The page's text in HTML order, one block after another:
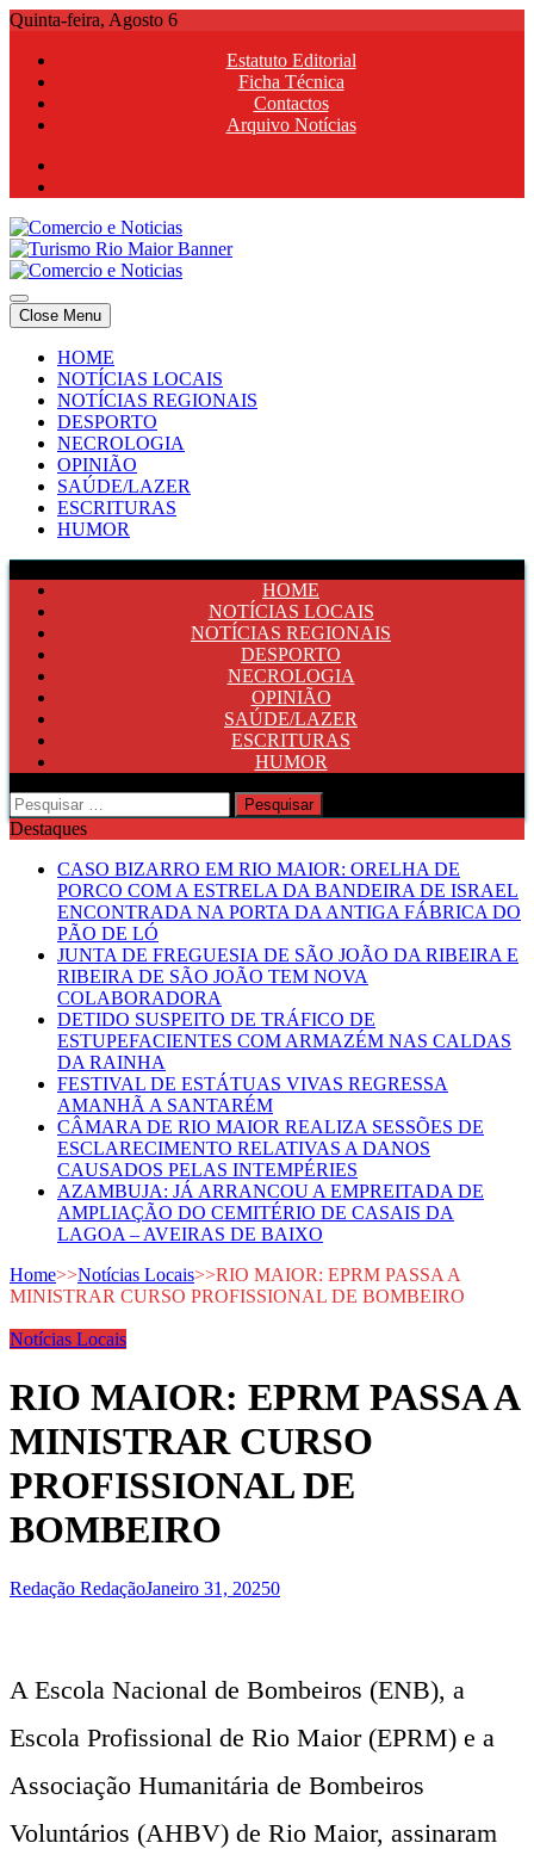
Skip
content
Quinta-feira, Agosto 6
Estatuto Editorial
Ficha Técnica
Contactos
Arquivo Notícias
Comercio e Noticias
Notícias e Publicidade Online
Comercio e Noticias
Notícias e Publicidade Online
Close Menu
HOME
NOTÍCIAS LOCAIS
NOTÍCIAS REGIONAIS
DESPORTO
NECROLOGIA
OPINIÃO
SAÚDE/LAZER
ESCRITURAS
HUMOR
HOME
NOTÍCIAS LOCAIS
NOTÍCIAS REGIONAIS
DESPORTO
NECROLOGIA
OPINIÃO
SAÚDE/LAZER
ESCRITURAS
HUMOR
Pesquisar
por:
Destaques
CASO BIZARRO EM RIO MAIOR: ORELHA DE
PORCO COM A ESTRELA DA BANDEIRA DE ISRAEL
ENCONTRADA NA PORTA DA ANTIGA FÁBRICA DO
PÃO DE LÓ
JUNTA DE FREGUESIA DE SÃO JOÃO DA RIBEIRA E
RIBEIRA DE SÃO JOÃO TEM NOVA
COLABORADORA
DETIDO SUSPEITO DE TRÁFICO DE
ESTUPEFACIENTES COM ARMAZÉM NAS CALDAS
DA RAINHA
FESTIVAL DE ESTÁTUAS VIVAS REGRESSA
AMANHÃ A SANTARÉM
CÂMARA DE RIO MAIOR REALIZA SESSÕES DE
ESCLARECIMENTO RELATIVAS A DANOS
CAUSADOS PELAS INTEMPÉRIES
AZAMBUJA: JÁ ARRANCOU A EMPREITADA DE
AMPLIAÇÃO DO CEMITÉRIO DE CASAIS DA
LAGOA – AVEIRAS DE BAIXO
Home>>Notícias Locais>>RIO MAIOR: EPRM PASSA A
MINISTRAR CURSO PROFISSIONAL DE BOMBEIRO
Notícias Locais
RIO MAIOR: EPRM PASSA A
MINISTRAR CURSO
PROFISSIONAL DE
BOMBEIRO
Redação RedaçãoJaneiro 31, 20250
A Escola Nacional de Bombeiros (ENB), a
Escola Profissional de Rio Maior (EPRM) e a
Associação Humanitária de Bombeiros
Voluntários (AHBV) de Rio Maior, assinaram